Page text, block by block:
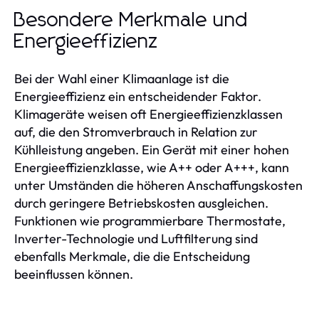
Besondere Merkmale und
Energieeffizienz
Bei der Wahl einer Klimaanlage ist die
Energieeffizienz ein entscheidender Faktor.
Klimageräte weisen oft Energieeffizienzklassen
auf, die den Stromverbrauch in Relation zur
Kühlleistung angeben. Ein Gerät mit einer hohen
Energieeffizienzklasse, wie A++ oder A+++, kann
unter Umständen die höheren Anschaffungskosten
durch geringere Betriebskosten ausgleichen.
Funktionen wie programmierbare Thermostate,
Inverter-Technologie und Luftfilterung sind
ebenfalls Merkmale, die die Entscheidung
beeinflussen können.